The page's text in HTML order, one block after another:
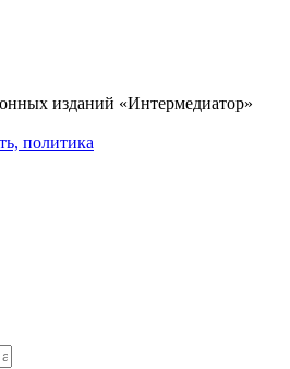
изданий «Интермедиатор»
политика